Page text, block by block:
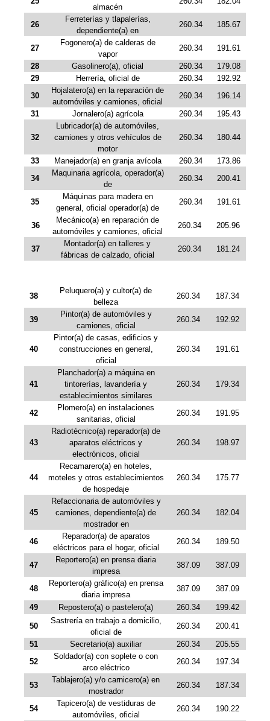
almacén
26
Ferreterías y tlapalerías,
dependiente(a) en
260.34 185.67
27
Fogonero(a) de calderas de
vapor
260.34
191.61
28
Gasolinero(a), oficial 260.34
179.08
29
Herrería, oficial de 260.34
192.92
30
Hojalatero(a) en la reparación de
automóviles y camiones, oficial
260.34
196.14
31
Jornalero(a) agrícola 260.34 195.43
32
Lubricador(a) de automóviles,
camiones y otros vehículos de
motor
260.34 180.44
33 Manejador(a) en granja avícola 260.34
173.86
34
Maquinaria agrícola, operador(a)
de
260.34 200.41
35
Máquinas para madera en
general, oficial operador(a) de
260.34 191.61
36
Mecánico(a) en reparación de
automóviles y camiones, oficial
260.34 205.96
37
Montador(a) en talleres y
fábricas de calzado, oficial
260.34 181.24
38
Peluquero(a) y cultor(a) de
belleza
260.34 187.34
39
Pintor(a) de automóviles y
camiones, oficial
260.34 192.92
40
Pintor(a) de casas, edificios y
construcciones en general,
oficial
260.34 191.61
41
Planchador(a) a máquina en
tintorerías, lavandería y
establecimientos similares
260.34 179.34
42
Plomero(a) en instalaciones
sanitarias, oficial
260.34 191.95
43
Radiotécnico(a) reparador(a) de
aparatos eléctricos y
electrónicos, oficial
260.34 198.97
44
Recamarero(a) en hoteles,
moteles y otros establecimientos
de hospedaje
260.34 175.77
45
Refaccionaria de automóviles y
camiones, dependiente(a) de
mostrador en
260.34 182.04
46
Reparador(a) de aparatos
eléctricos para el hogar, oficial
260.34 189.50
47
Reportero(a) en prensa diaria
impresa
387.09 387.09
48
Reportero(a) gráfico(a) en prensa
diaria impresa
387.09 387.09
49 Repostero(a) o pastelero(a) 260.34 199.42
50
Sastrería en trabajo a domicilio,
oficial de
260.34
200.41
51
Secretario(a) auxiliar 260.34
205.55
52
Soldador(a) con soplete o con
arco eléctrico
260.34 197.34
53
Tablajero(a) y/o carnicero(a) en
mostrador
260.34 187.34
54
Tapicero(a) de vestiduras de
automóviles, oficial
260.34 190.22